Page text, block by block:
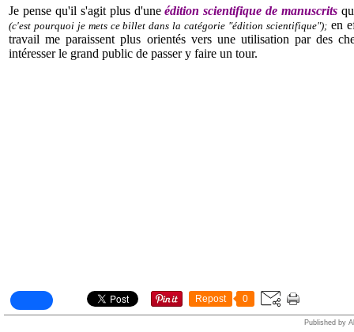
Je pense qu'il s'agit plus d'uneédition scientifique de manuscrits
(c'est pourquoi je mets ce billet dans la catégorie "édition scientifique");en
travail me paraissent plus orientés vers une utilisation par des
intéresser le grand public de passer y faire un tour.
Repost 0
Published by